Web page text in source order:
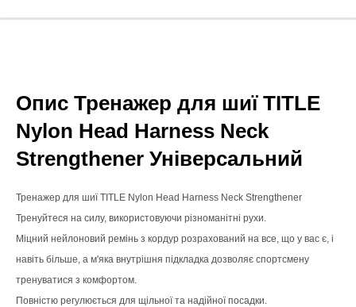
Опис Тренажер для шиї TITLE
Nylon Head Harness Neck
Strengthener Універсальний
Тренажер для шиї TITLE Nylon Head Harness Neck Strengthener
Тренуйтеся на силу, використовуючи різноманітні рухи.
Міцний нейлоновий ремінь з кордур розрахований на все, що у вас є, і
навіть більше, а м'яка внутрішня підкладка дозволяє спортсмену
тренуватися з комфортом.
Повністю регулюється для щільної та надійної посадки.